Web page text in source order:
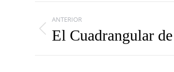
Navegación
entre
publicaciones
ANTERIOR
Publicación
El Cuadrangular